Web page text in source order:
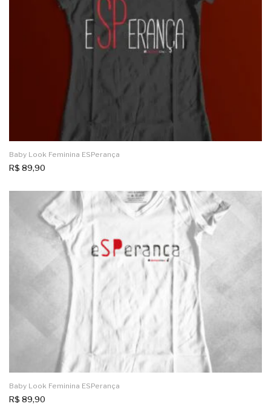
Baby Look Feminina ESPerança
R$ 89,90
Baby Look Feminina ESPerança
R$ 89,90